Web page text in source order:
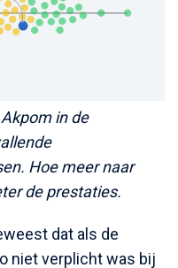
in de
Hoe meer naar
de prestaties.
dat als de
niet verplicht was bij